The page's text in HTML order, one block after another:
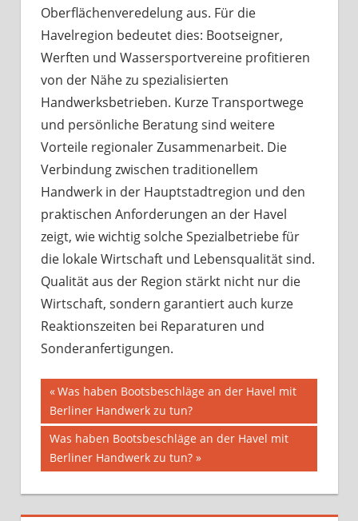
Oberflächenveredelung aus. Für die
Havelregion bedeutet dies: Bootseigner,
Werften und Wassersportvereine profitieren
von der Nähe zu spezialisierten
Handwerksbetrieben. Kurze Transportwege
und persönliche Beratung sind weitere
Vorteile regionaler Zusammenarbeit. Die
Verbindung zwischen traditionellem
Handwerk in der Hauptstadtregion und den
praktischen Anforderungen an der Havel
zeigt, wie wichtig solche Spezialbetriebe für
die lokale Wirtschaft und Lebensqualität sind.
Qualität aus der Region stärkt nicht nur die
Wirtschaft, sondern garantiert auch kurze
Reaktionszeiten bei Reparaturen und
Sonderanfertigungen.
Beitragsnavigation
Vorheriger
Beitrag:
Was haben Bootsbeschläge an der Havel mit
Berliner Handwerk zu tun?
Nächster
Beitrag:
Was haben Bootsbeschläge an der Havel mit
Berliner Handwerk zu tun?